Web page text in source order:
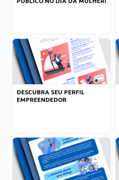
DESCUBRA SEU PERFIL
EMPREENDEDOR